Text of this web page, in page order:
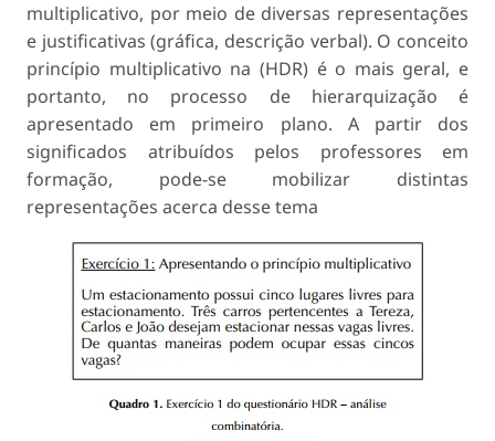
multiplicativo, por meio de diversas representações
e justificativas (gráfica, descrição verbal). O conceito
princípio multiplicativo na (HDR) é o mais geral, e
portanto, no processo de hierarquização é
apresentado em primeiro plano. A partir dos
significados atribuídos pelos professores em
formação, pode-se mobilizar distintas
representações acerca desse tema